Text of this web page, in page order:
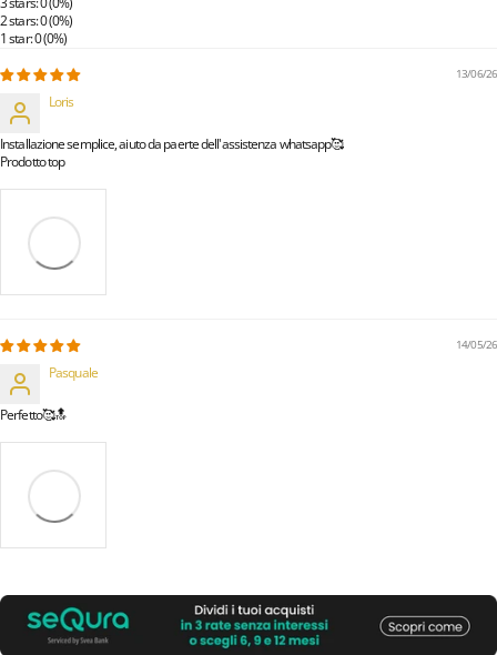
2 stars: 0 (0%)
1 star: 0 (0%)
13/06/26
Loris
Installazione semplice, aiuto da paerte dell'assistenza whatsapp🥰
Prodotto top
14/05/26
Pasquale
Perfetto🥰🔝